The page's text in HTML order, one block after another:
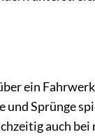
ein
Sprünge
auch bei